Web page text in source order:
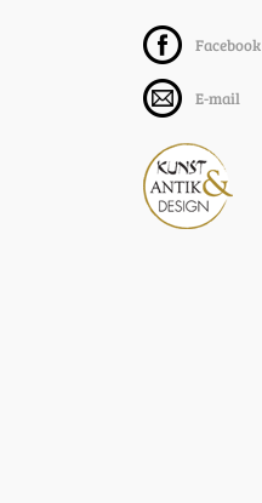
Facebook
E-mail